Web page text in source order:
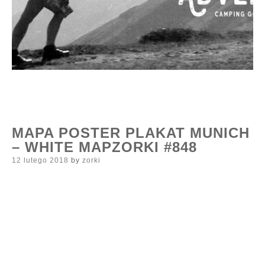
MAPA POSTER PLAKAT MUNICH
– WHITE MAPZORKI #848
Posted
12 lutego 2018 by zorki